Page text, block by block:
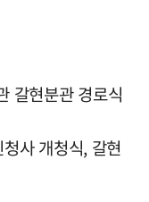
갈현분관 경로식
사 개청식, 갈현